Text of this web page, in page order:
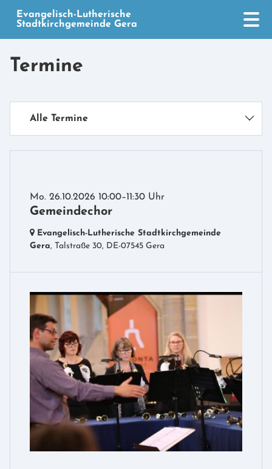
Evangelisch-Lutherische
Stadtkirchgemeinde Gera
Termine
Alle Termine
Mo. 26.10.2026 10:00–11:30 Uhr
Gemeindechor
Evangelisch-Lutherische Stadtkirchgemeinde
Gera, Talstraße 30, DE-07545 Gera